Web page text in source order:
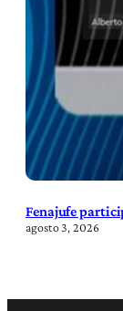
Fenajufe
agosto 3, 2026